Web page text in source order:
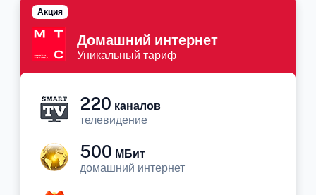
Домашний интернет
Уникальный тариф
Акция
220 каналов
телевидение
500 МБит
домашний интернет